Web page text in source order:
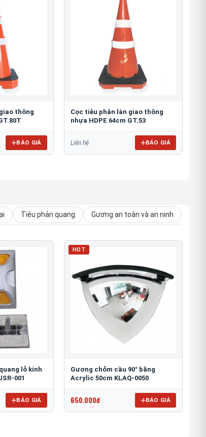
thông
BÁO GIÁ
Cọc tiêu phân làn giao thông
nhựa HDPE 64cm GT.53
Liên hệ BÁO GIÁ
Tiêu phản quang Gương an toàn và an ninh
lỗ kính
001
BÁO GIÁ
HOT
Gương chỏm cầu 90° bằng
Acrylic 50cm KLAQ-0050
650.000đ BÁO GIÁ